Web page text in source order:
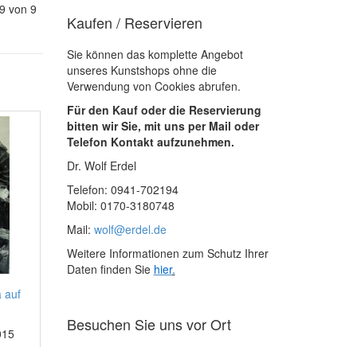
von 9
auf
Kaufen / Reservieren
Sie können das komplette Angebot
unseres Kunstshops ohne die
Verwendung von Cookies abrufen.
Für den Kauf oder die Reservierung
bitten wir Sie, mit uns per Mail oder
Telefon Kontakt aufzunehmen.
Dr. Wolf Erdel
Telefon: 0941-702194
Mobil: 0170-3180748
Mail: wolf@erdel.de
Weitere Informationen zum Schutz Ihrer
Daten finden Sie hier.
Besuchen Sie uns vor Ort